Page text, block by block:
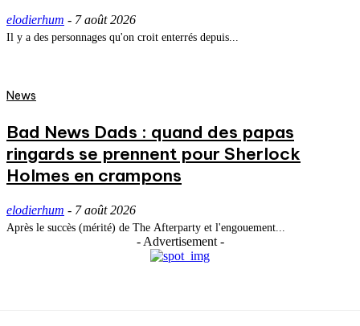
elodierhum - 7 août 2026
Il y a des personnages qu'on croit enterrés depuis...
News
Bad News Dads : quand des papas
ringards se prennent pour Sherlock
Holmes en crampons
elodierhum - 7 août 2026
Après le succès (mérité) de The Afterparty et l'engouement...
- Advertisement -